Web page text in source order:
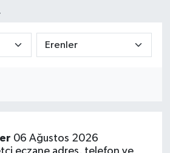
06 Ağustos 2026